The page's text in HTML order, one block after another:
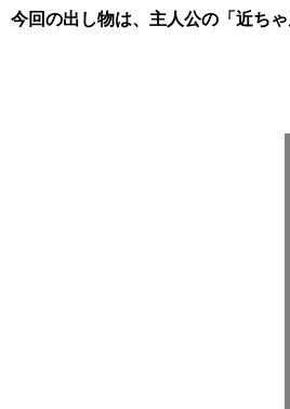
今回の出し物は、主人公の「近ち